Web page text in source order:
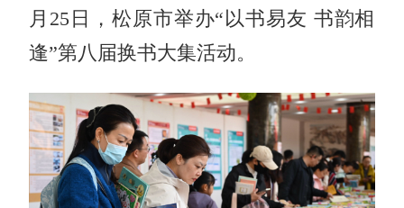
月25日，松原市举办“以书易友 书韵相
逢”第八届换书大集活动。